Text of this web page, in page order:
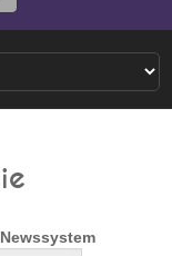
Newssystem